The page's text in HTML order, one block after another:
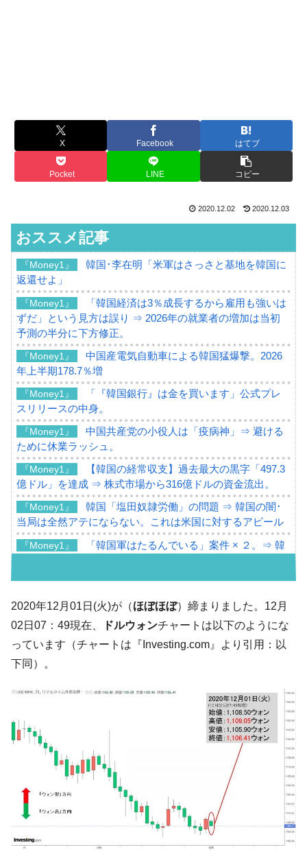
X Facebook はてブ
Pocket LINE コピー
2020.12.02 2020.12.03
おススメ記事
『Money1』
韓国･李在明「米軍はさっさと基地を韓国に
返還せよ」
『Money1』
「韓国経済は3％成長するから雇用も強いは
ずだ」という見方は誤り ⇒ 2026年の就業者の増加は当初
予測の半分に下方修正。
『Money1』
中国産電気自動車による韓国猛爆撃。2026
年上半期178.7％増
『Money1』
「『韓国銀行』は金を買います」公式プレ
スリリースの中身。
『Money1』
中国共産党の小役人は「疫病神」⇒ 避ける
ために休業ラッシュ。
『Money1』
【韓国の経常収支】過去最大の黒字「497.3
億ドル」を達成 ⇒ 株式市場から316億ドルの資金流出。
『Money1』
韓国「塩田奴隷労働」の問題 ⇒ 韓国の闇･
当局は全然アテにならない。これは米国に対するアピール
『Money1』
「韓国軍はたるんでいる」案件 × ２。⇒ 韓
『Money1』
韓国メディアが「韓国政府と李在明が吊る
される可能性もあるのでは」とほのめかす。
『Money1』
韓国07月･物価指数「2.8％」に低下 ⇒ 実は
『Money1』
発令。李在明「猛暑・干ばつ対処状況点検会議」
『Money1』
【日本市場再挑戦中】韓国『現代自動車』
07月販売台数は去年のほぼ半分「71台」しか売れなかっ
た。『起亜』は9台だけ
『Money1』
韓国「信用赦免を何回やっても、何回やっ
ても」⇒ 257万人赦免したのに60万人がまた延滞者に転
『Money1』
韓国K9専用砲弾･装薬自動供給装甲車両･珍
兵器「K10」が改良に乗り出す。
『Money1』
韓国「2026年07月の輸出入」絶好調。半導
2020年12月01日(火)が（ほぼほぼ）締まりました。12月
02日07：49現在、
ドルウォンチャートは以下のようにな
っています（チャートは『Investing.com』より引用：以
下同）。